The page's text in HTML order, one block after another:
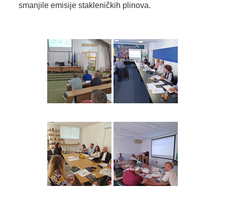
smanjile emisije stakleničkih plinova.